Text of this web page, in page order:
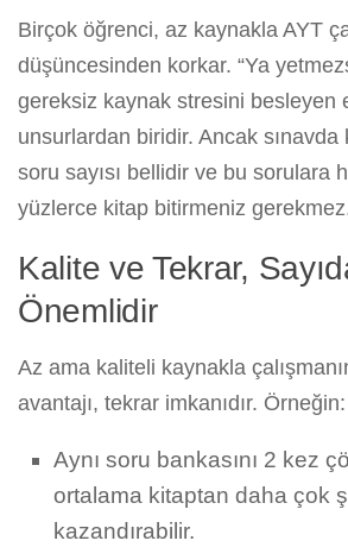
Birçok öğrenci, az kaynakla AYT
düşüncesinden korkar. “Ya
gereksiz kaynak stresini besleyen
unsurlardan biridir. Ancak sınavda
soru sayısı bellidir ve bu sorulara
yüzlerce kitap bitirmeniz
Kalite ve Tekrar,
Önemlidir
Az ama kaliteli kaynakla
avantajı, tekrar imkanıdır. Örneğin:
Aynı soru bankasını 2 kez
ortalama kitaptan daha çok
kazandırabilir.